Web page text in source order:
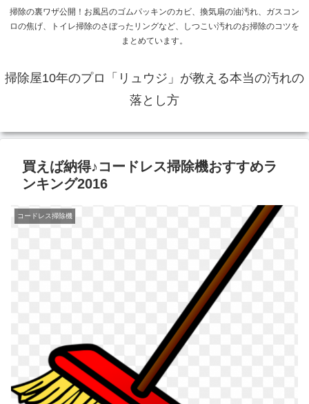
掃除の裏ワザ公開！お風呂のゴムパッキンのカビ、換気扇の油汚れ、ガスコン
ロの焦げ、トイレ掃除のさぼったリングなど、しつこい汚れのお掃除のコツを
まとめています。
掃除屋10年のプロ「リュウジ」が教える本当の汚れの
落とし方
買えば納得♪コードレス掃除機おすすめラ
ンキング2016
コードレス掃除機